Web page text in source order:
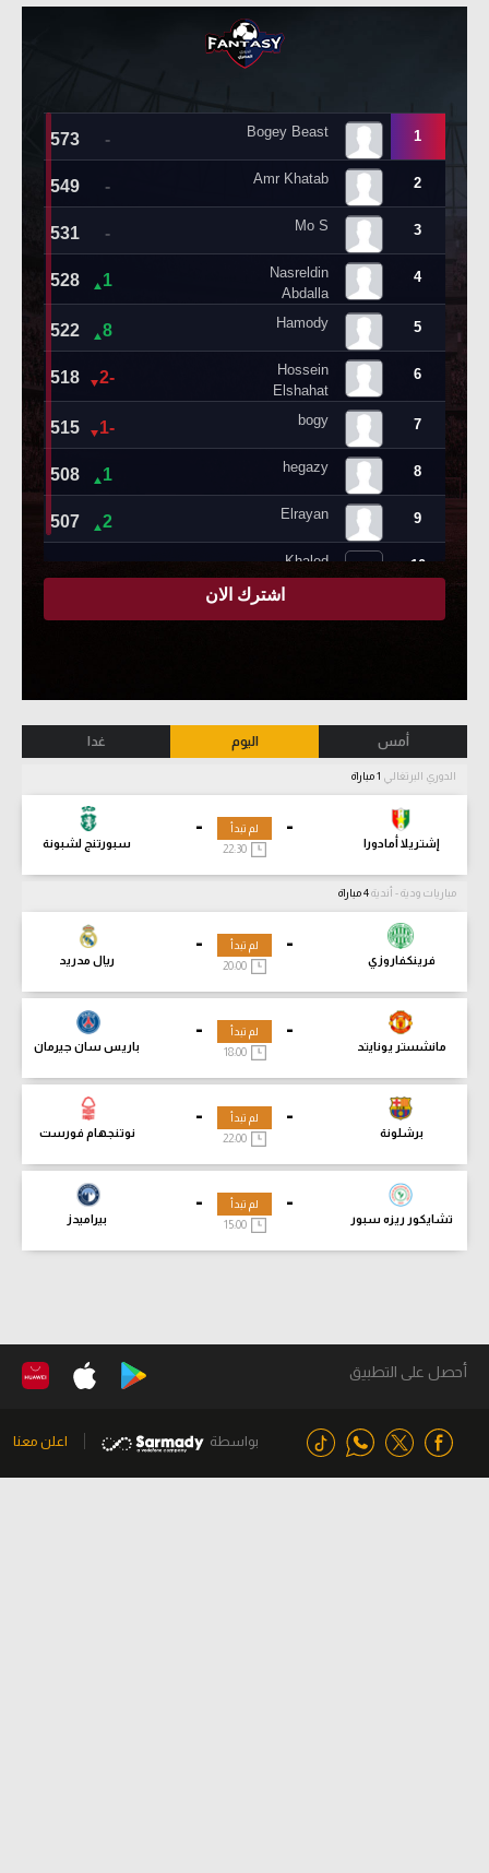
أمس اليوم غدا
الدوري البرتغالي
-
إشتريلا أمادورا
-
سبورتنج لشبونة
لم تبدأ
مباريات ودية - أندية
-
فرينكفاروزي
-
ريال مدريد
لم تبدأ
-
مانشستر يونايتد
-
باريس سان جيرمان
لم تبدأ
18:00
-
برشلونة
-
نوتنجهام فورست
لم تبدأ
-
تشايكور ريزه سبور
-
بيراميدز
لم تبدأ
15:00
أحصل على التطبيق
بواسطة اعلن معنا